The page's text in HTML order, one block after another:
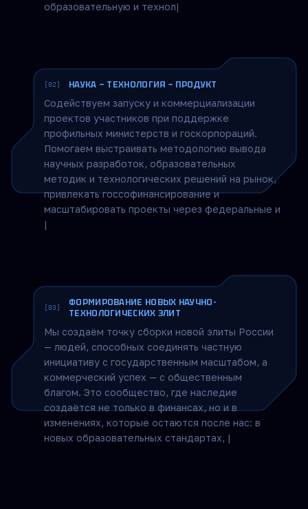
образовательную и технологическую повестку
[02] НАУКА — ТЕХНОЛОГИЯ — ПРОДУКТ
Содействуем запуску и коммерциализации
проектов участников при поддержке
профильных министерств и госкорпораций.
Помогаем выстраивать методологию вывода
научных разработок, образовательных
методик и технологических решений на рынок,
привлекать госсофинансирование и
совместные программы ДПО с МФТИ,
интеграция курсов в корпоративные
университеты Роскосмо|
[03]
ФОРМИРОВАНИЕ НОВЫХ НАУЧНО-
ТЕХНОЛОГИЧЕСКИХ ЭЛИТ
Мы создаём точку сборки новой элиты России
— людей, способных соединять частную
инициативу с государственным масштабом, а